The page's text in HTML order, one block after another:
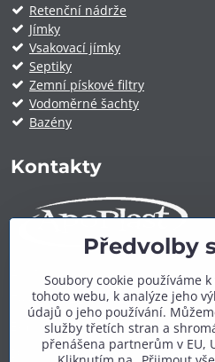
Retenční nádrže
Jímky
Vsakovací jímky
Septiky
Zemní pískové filtry
Vodoměrné šachty
Bazény
Kontakty
ApoPlast.cz
Telefon:+420 606 909 600
E-mail:info@apoplast.cz
Další kontakty:zde
Předvolby
Soubory cookie používáme
tohoto webu, k analýze jeho
údajů o jeho používání.
služby třetích stran a
přenášena partnerům v EU,